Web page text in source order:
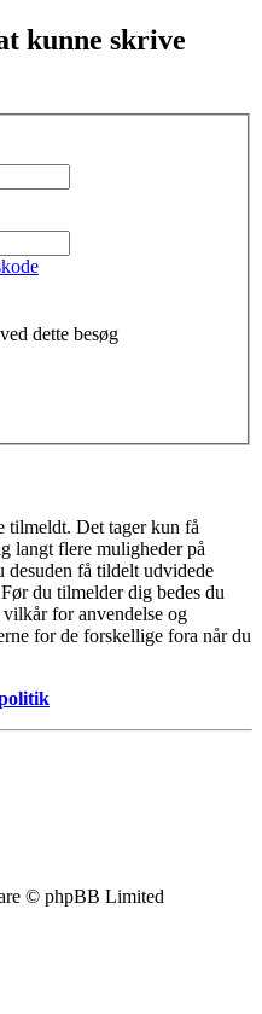
kunne skrive
dette besøg
tilmeldt. Det tager kun få
langt flere muligheder på
desuden få tildelt udvidede
du tilmelder dig bedes du
for anvendelse og
for de forskellige fora når du
© phpBB Limited